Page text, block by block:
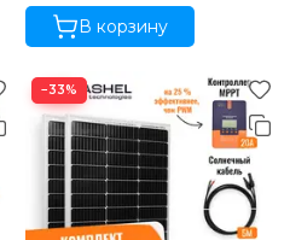
В корзину
−33%